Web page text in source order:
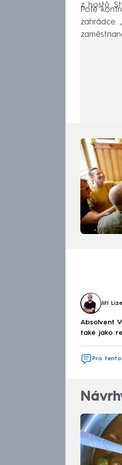
z hostů.
Poté
zahrádce.
Jiří
Absolvent
také jako
Pro